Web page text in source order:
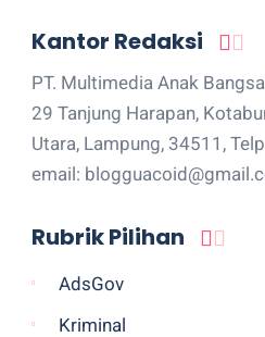
Kantor Redaksi
PT. Multimedia Anak
29 Tanjung Harapan,
Utara, Lampung, 34511,
email:
Rubrik Pilihan
AdsGov
Kriminal